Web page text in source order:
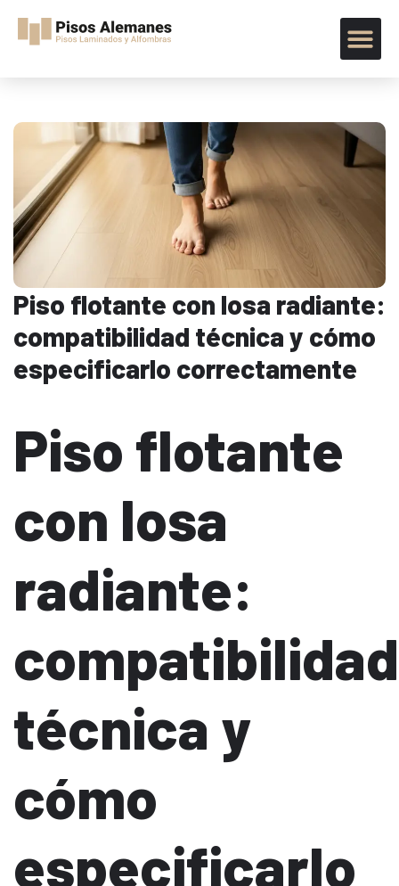
Piso flotante con losa radiante:
compatibilidad técnica y cómo
especificarlo correctamente
Piso flotante
con losa
radiante:
compatibilidad
técnica y
cómo
especificarlo